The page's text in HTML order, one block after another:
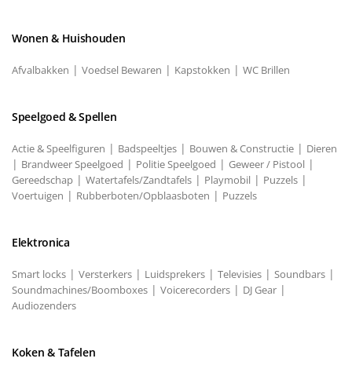
Wonen & Huishouden
Afvalbakken | Voedsel Bewaren | Kapstokken | WC Brillen
Speelgoed & Spellen
Actie & Speelfiguren | Badspeeltjes | Bouwen & Constructie | Dieren
| Brandweer Speelgoed | Politie Speelgoed | Geweer / Pistool |
Gereedschap | Watertafels/Zandtafels | Playmobil | Puzzels |
Voertuigen | Rubberboten/Opblaasboten | Puzzels
Elektronica
Smart locks | Versterkers | Luidsprekers | Televisies | Soundbars |
Soundmachines/Boomboxes | Voicerecorders | DJ Gear |
Audiozenders
Koken & Tafelen